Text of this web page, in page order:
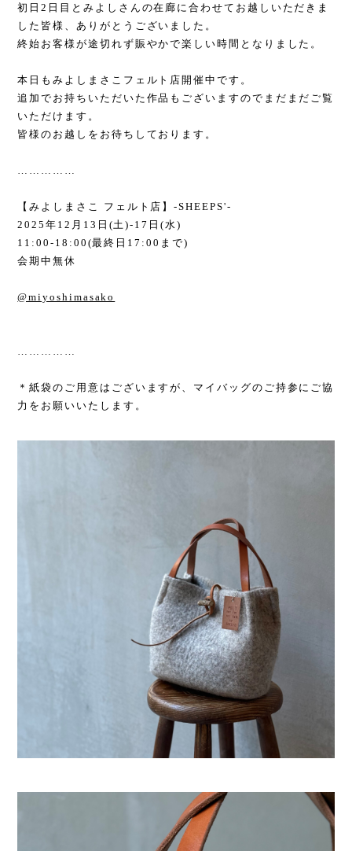
初日2 日目とみよしさんの在廊に合わせてお越しいただきま
した皆様、ありがとうございました。
終始お客様が途切れず賑やかで楽しい時間となりました。
本日もみよしまさこフェルト店開催中です。
追加でお持ちいただいた作品もございますのでまだまだご覧
いただけます。
皆様のお越しをお待ちしております。
……………
【みよしまさこ フェルト店】-SHEEPS'-
2025年 12 月 13 日 (土)-17 日 (水)
11:00-18:00(最終日 17:00 まで)
会期中無休
@miyoshimasako
……………
＊紙袋のご用意はございますが、マイバッグのご持参にご協
力をお願いいたします。